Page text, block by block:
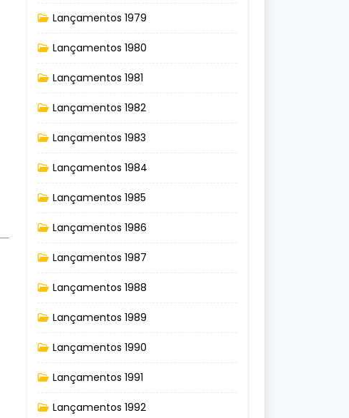
Lançamentos 1979
Lançamentos 1980
Lançamentos 1981
Lançamentos 1982
Lançamentos 1983
Lançamentos 1984
Lançamentos 1985
Lançamentos 1986
Lançamentos 1987
Lançamentos 1988
Lançamentos 1989
Lançamentos 1990
Lançamentos 1991
Lançamentos 1992